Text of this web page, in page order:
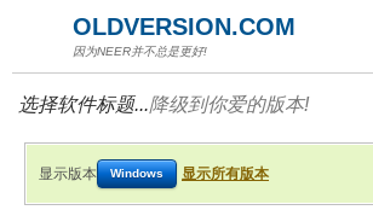
OLDVERSION.COM
因为NEER并不总是更好!
选择软件标题...降级到你爱的版本!
显示版本 Windows 显示所有版本